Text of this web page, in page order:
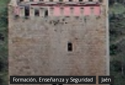
Formación, Enseñanza y Seguridad Jaén